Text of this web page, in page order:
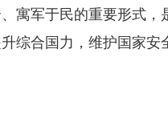
寓军于民的重要形式，
综合国力，维护国家安